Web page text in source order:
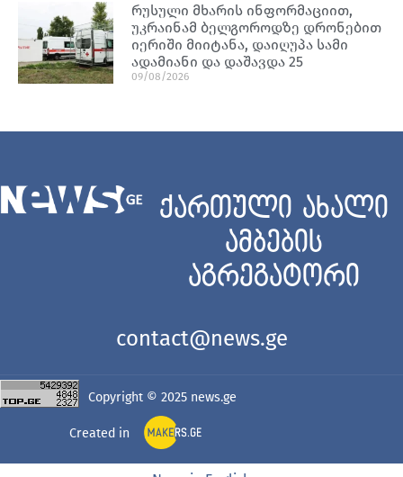
რუსული მხარის ინფორმაციით,
უკრაინამ ბელგოროდზე დრონებით
იერიში მიიტანა, დაიღუპა სამი
ადამიანი და დაშავდა 25
09/08/2026
ქართული ახალი
ამბების
აგრეგატორი
contact@news.ge
Copyright © 2025 news.ge
Created in